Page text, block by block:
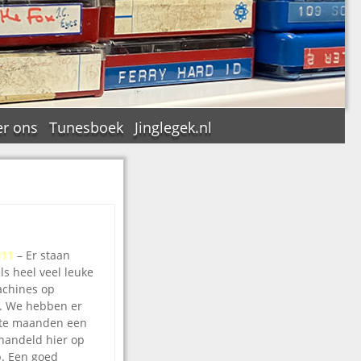
ons Tunesboek Jinglegek.nl
– Er staan
heel veel leuke
op
We hebben er
maanden een
hier op
Een goed